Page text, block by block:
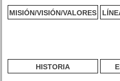
MISIÓN/VISIÓN/VALORES
HISTORIA